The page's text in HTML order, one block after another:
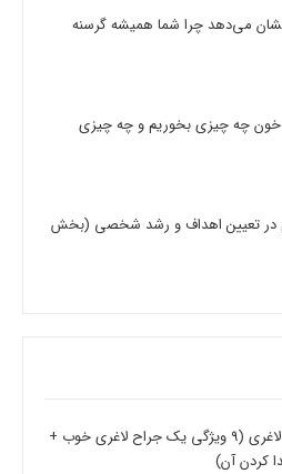
نشان می‌دهد چرا شما همیشه گرسنه
خون چه چیزی بخوریم و چه چیزی
در تعیین اهداف و رشد شخصی (بخش
بهترین جراح لاغری (9 ویژگی یک جراح لاغری خوب +
کردن آن)